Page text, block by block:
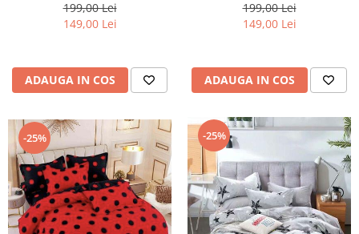
LPBF6PE3
199,00 Lei
149,00 Lei
ADAUGA IN COS
LPBF6PE4
199,00 Lei
149,00 Lei
ADAUGA IN COS
-25% -25%